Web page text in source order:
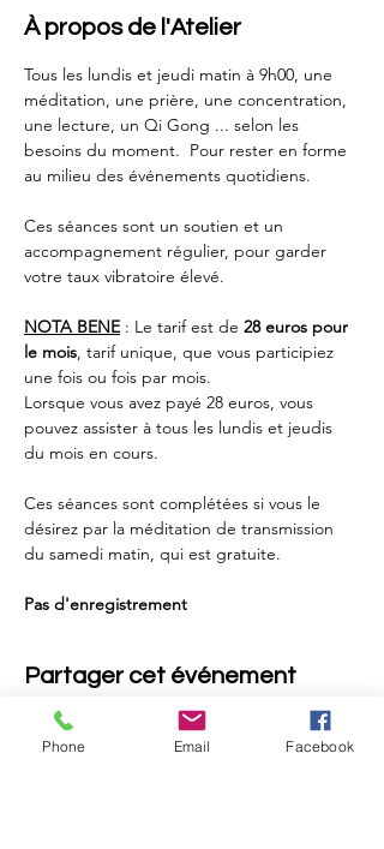
À propos de l'Atelier
Tous les lundis et jeudi matin à 9h00, une
méditation, une prière, une concentration,
une lecture, un Qi Gong ... selon les
besoins du moment.  Pour rester en forme
au milieu des événements quotidiens.
Ces séances sont un soutien et un
accompagnement régulier, pour garder
votre taux vibratoire élevé.
NOTA BENE : Le tarif est de 28 euros pour
le mois, tarif unique, que vous participiez
une fois ou fois par mois.
Lorsque vous avez payé 28 euros, vous
pouvez assister à tous les lundis et jeudis
du mois en cours.
Ces séances sont complétées si vous le
désirez par la méditation de transmission
du samedi matin, qui est gratuite.
Pas d'enregistrement
Partager cet événement
Phone Email Facebook